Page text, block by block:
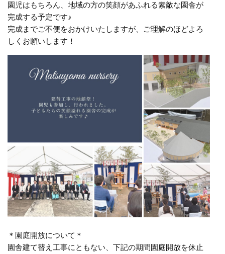
園児はもちろん、地域の方の笑顔があふれる素敵な園舎が
完成する予定です♪
完成までご不便をおかけいたしますが、ご理解のほどよろ
しくお願いします！
＊園庭開放について＊
園舎建て替え工事にともない、下記の期間園庭開放を休止